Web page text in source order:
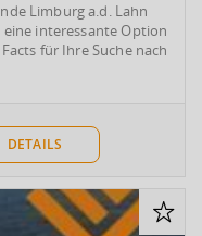
Limburg a.d. Lahn
interessante Option
für Ihre Suche nach
DETAILS